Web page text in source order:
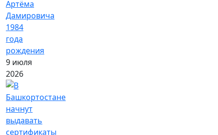
Артёма
Дамировича
1984
года
рождения
9 июля
2026